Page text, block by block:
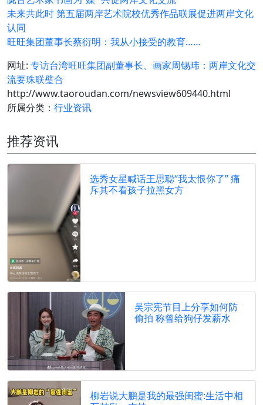
未来共此时 第五届两岸艺术院校优秀作品联展促进两岸文化
认同
旺旺集团董事长蔡衍明：我从小接受的教育……
网址: 专访台湾旺旺集团副董事长、画家周锡玮：两岸文化交
流要珠联璧合
http://www.taoroudan.com/newsview609440.html
所属分类： 行业资讯
推荐资讯
选秀女星喊话王思聪“我太恨你了” 痛
斥其不看孩子拉黑女方
吴宗宪节目上分享如何防
偷拍 称曾给狗仔发薪水
柳岩说大鹏是我的最强闺蜜:生活中相